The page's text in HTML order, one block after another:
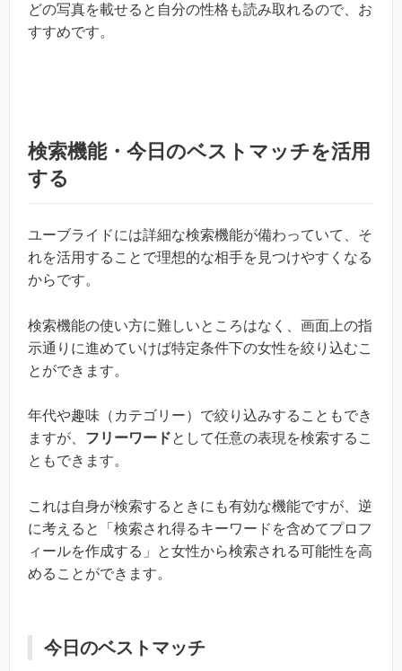
どの写真を載せると自分の性格も読み取れるので、お
すすめです。
検索機能・今日のベストマッチを活用
する
ユーブライドには詳細な検索機能が備わっていて、そ
れを活用することで理想的な相手を見つけやすくなる
からです。
検索機能の使い方に難しいところはなく、画面上の指
示通りに進めていけば特定条件下の女性を絞り込むこ
とができます。
年代や趣味（カテゴリー）で絞り込みすることもでき
ますが、 フリーワードとして任意の表現を検索するこ
ともできます。
これは自身が検索するときにも有効な機能ですが、逆
に考えると「検索され得るキーワードを含めてプロフ
ィールを作成する」と女性から検索される可能性を高
めることができます。
今日のベストマッチ